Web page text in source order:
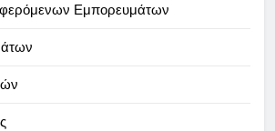
Εμπορευμάτων